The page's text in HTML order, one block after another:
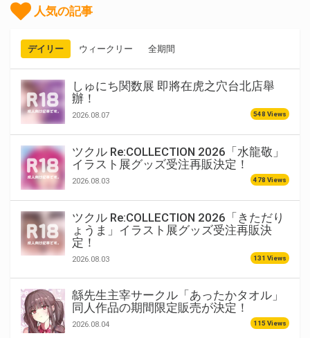
人気の記事
デイリー ウィークリー 全期間
しゅにち関数展 即將在虎之穴台北店舉
辦！
2026.08.07 548 Views
ツクル Re:COLLECTION 2026「水龍敬」
イラスト展グッズ受注再販決定！
2026.08.03 478 Views
ツクル Re:COLLECTION 2026「きただり
ょうま」イラスト展グッズ受注再販決
定！
2026.08.03 131 Views
緜先生主宰サークル「あったかタオル」
同人作品の期間限定販売が決定！
2026.08.04 115 Views